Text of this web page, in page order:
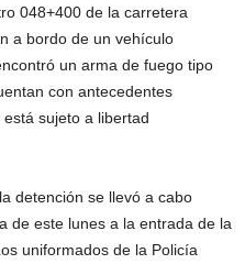
048+400 de la carretera
a bordo de un vehículo
un arma de fuego tipo
con antecedentes
sujeto a libertad
detención se llevó a cabo
de este lunes a la entrada de la
uniformados de la Policía